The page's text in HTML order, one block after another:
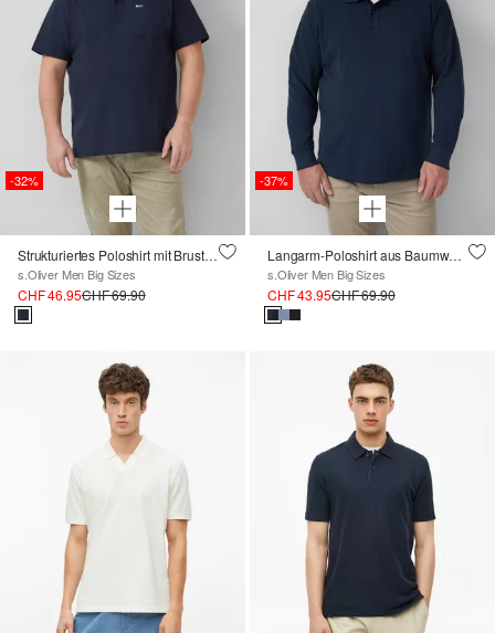
-32%
Strukturiertes Poloshirt mit Brusttasche
s.Oliver Men Big Sizes
CHF 46.95CHF 69.90
-37%
Langarm-Poloshirt aus Baumwoll-Piqué mit Bündchen
s.Oliver Men Big Sizes
CHF 43.95CHF 69.90